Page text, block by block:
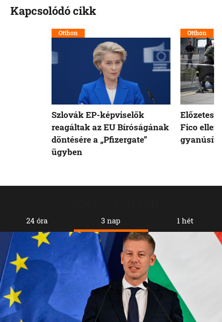
24 óra 3 nap 1 hét
Kapcsolódó cikk
Otthon
Szlovák EP-képviselők
reagáltak az EU Bíróságának
döntésére a „Pfizergate”
ügyben
Otthon
Fico